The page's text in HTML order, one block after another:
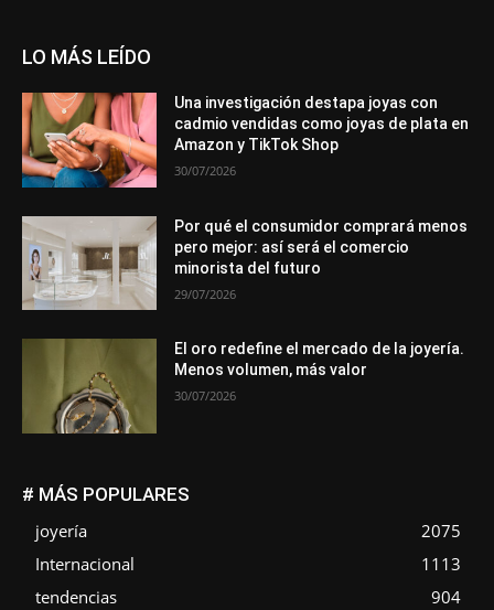
LO MÁS LEÍDO
Una investigación destapa joyas con
cadmio vendidas como joyas de plata en
Amazon y TikTok Shop
30/07/2026
Por qué el consumidor comprará menos
pero mejor: así será el comercio
minorista del futuro
29/07/2026
El oro redefine el mercado de la joyería.
Menos volumen, más valor
30/07/2026
# MÁS POPULARES
joyería
2075
Internacional
1113
tendencias
904